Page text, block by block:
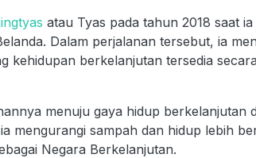
atau Tyas pada tahun 2018 saat
Dalam perjalanan tersebut, ia
kehidupan berkelanjutan tersedia
menuju gaya hidup berkelanjutan
mengurangi sampah dan hidup lebih
Negara Berkelanjutan.